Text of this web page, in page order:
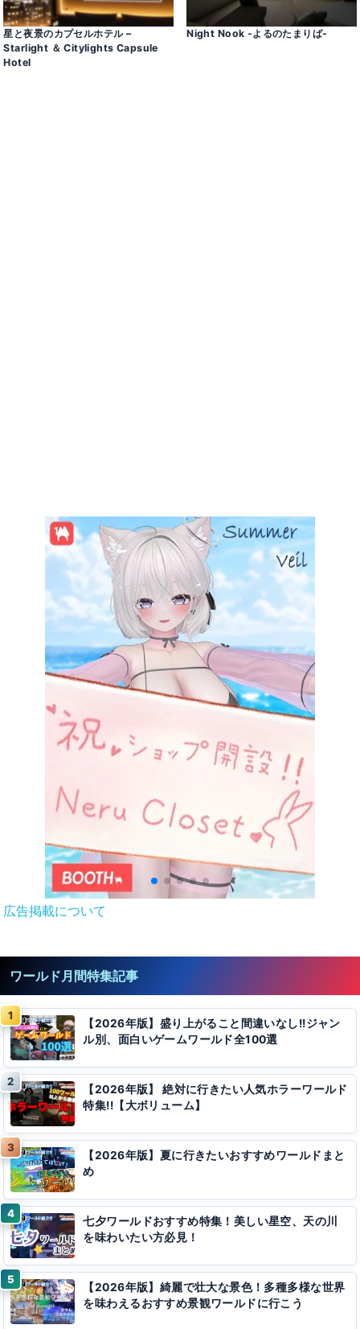
星と夜景のカプセルホテル –
Starlight ＆ Citylights Capsule
Hotel
Night Nook -よるのたまりば-
広告掲載について
ワールド月間特集記事
【2026年版】盛り上がること間違いなし!!ジャン
ル別、面白いゲームワールド全100選
【2026年版】 絶対に行きたい人気ホラーワールド
特集!!【大ボリューム】
【2026年版】夏に行きたいおすすめワールドまと
め
七夕ワールドおすすめ特集！美しい星空、天の川
を味わいたい方必見！
【2026年版】綺麗で壮大な景色！多種多様な世界
を味わえるおすすめ景観ワールドに行こう